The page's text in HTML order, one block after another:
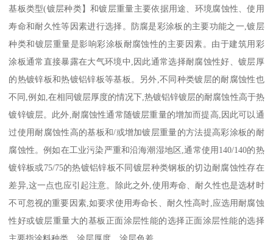
基板类型(镀层种类】和镀层重量主要依据用途、环境腐蚀性、使用
寿命和耐久性等因素进行选择。防腐是彩涂板的主要功能之一,镀层
种类和镀层重量是影响彩涂板耐腐蚀性的主要因素。由于建筑用彩
涂板通常直接暴露在大气环境中,因此通常选择耐腐蚀性好、镀层厚
的热镀锌板和热镀铝锌板等基板。另外,不同种类镀层的耐腐蚀性也
不同,例如,在相同镀层厚度的情况下,热镀铝锌镀层的耐腐蚀性高于热
镀锌镀层。此外,耐腐蚀性通常随镀层重量的增加而提高,因此可以通
过使用耐腐蚀性高的基板和/或增加镀层重量的方法提高彩涂板的耐
腐蚀性。例如在工业污染严重和沿海潮湿地区,通常使用140/140的热
镀锌板或75/75的热镀铝锌板不同镀层种类钢板的切边耐腐蚀性存在
差异,这一点也应引起注意。除此之外,使用寿命、耐久性也是选材时
不可忽视的重要因素,如要求使用寿命长、耐久性高时,应选用耐腐蚀
性好或镀层重量大的基板正面涂层性能的选择正面涂层性能的选择
主要指涂料种类、涂层厚度、涂层色差